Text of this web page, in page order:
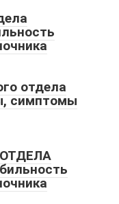
отдела
симптомы